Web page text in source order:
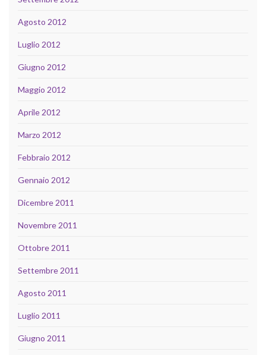
Agosto 2012
Luglio 2012
Giugno 2012
Maggio 2012
Aprile 2012
Marzo 2012
Febbraio 2012
Gennaio 2012
Dicembre 2011
Novembre 2011
Ottobre 2011
Settembre 2011
Agosto 2011
Luglio 2011
Giugno 2011